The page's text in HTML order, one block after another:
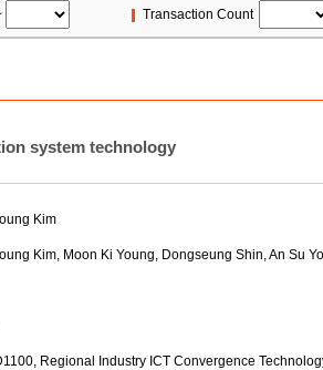
Transaction Count
system technology
Kim
Kim, Moon Ki Young, Dongseung Shin,An Su
Regional Industry ICT Convergence